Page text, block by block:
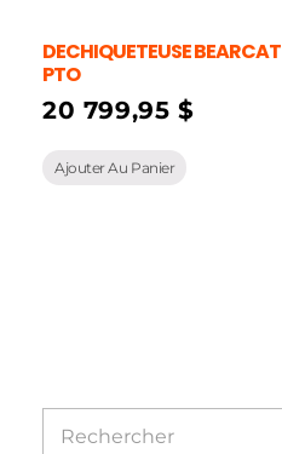
DECHIQUETEUSE
PTO
20 799,95 $
Ajouter Au Panier